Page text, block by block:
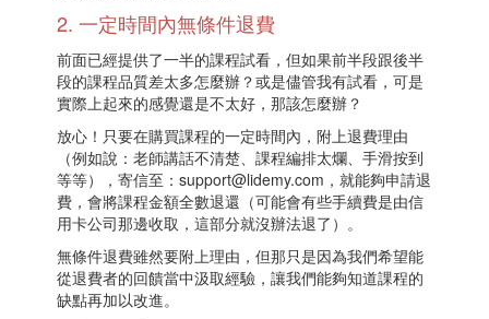
2. 一定時間內無條件退費
前面已經提供了一半的課程試看，但如果前半段跟後半
段的課程品質差太多怎麼辦？或是儘管我有試看，可是
實際上起來的感覺還是不太好，那該怎麼辦？
放心！只要在購買課程的一定時間內，附上退費理由
（例如說：老師講話不清楚、課程編排太爛、手滑按到
等等），寄信至：support@lidemy.com，就能夠申請退
費，會將課程金額全數退還（可能會有些手續費是由信
用卡公司那邊收取，這部分就沒辦法退了）。
無條件退費雖然要附上理由，但那只是因為我們希望能
從退費者的回饋當中汲取經驗，讓我們能夠知道課程的
缺點再加以改進。